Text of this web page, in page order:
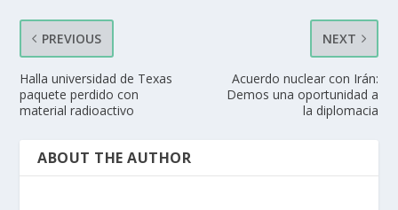
PREVIOUS
Halla universidad de Texas
paquete perdido con
material radioactivo
NEXT
Acuerdo nuclear con Irán:
Demos una oportunidad a
la diplomacia
ABOUT THE AUTHOR